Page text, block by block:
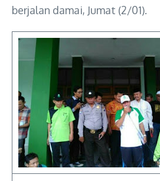
berjalan damai, Jumat (2/01).